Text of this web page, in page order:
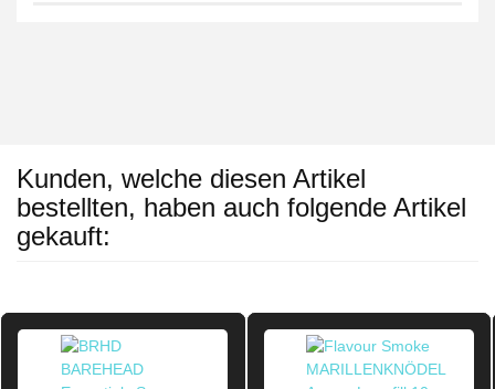
Kunden, welche diesen Artikel
bestellten, haben auch folgende Artikel
gekauft: